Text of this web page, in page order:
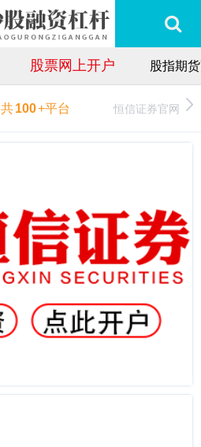
股票网上开户 股指期
共100+平台 恒信证券官网